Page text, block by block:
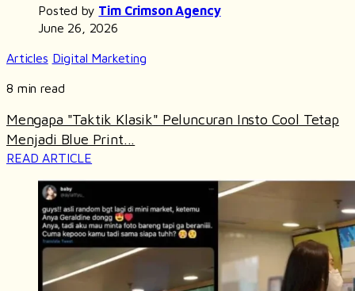
Posted by Tim Crimson Agency
June 26, 2026
Articles Digital Marketing
8 min read
Mengapa "Taktik Klasik" Peluncuran Insto Cool Tetap
Menjadi Blue Print...
READ ARTICLE